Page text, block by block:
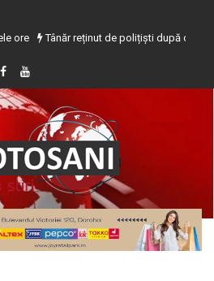
Tânăr reținut de polițiști după ce i-a furat